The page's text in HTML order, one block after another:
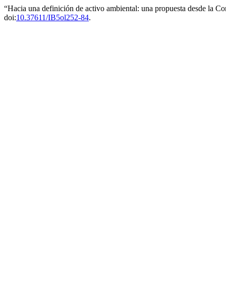
“Hacia una definición de activo ambiental: una propuesta desde la
doi:10.37611/IB5ol252-84.